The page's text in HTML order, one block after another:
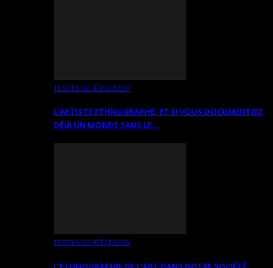
TEXTES DE RÉFLEXION
L’ARTISTE ETHNOGRAPHE: ET SI VOUS DOCUMENTIEZ
DÉJÀ UN MONDE SANS LE…
TEXTES DE RÉFLEXION